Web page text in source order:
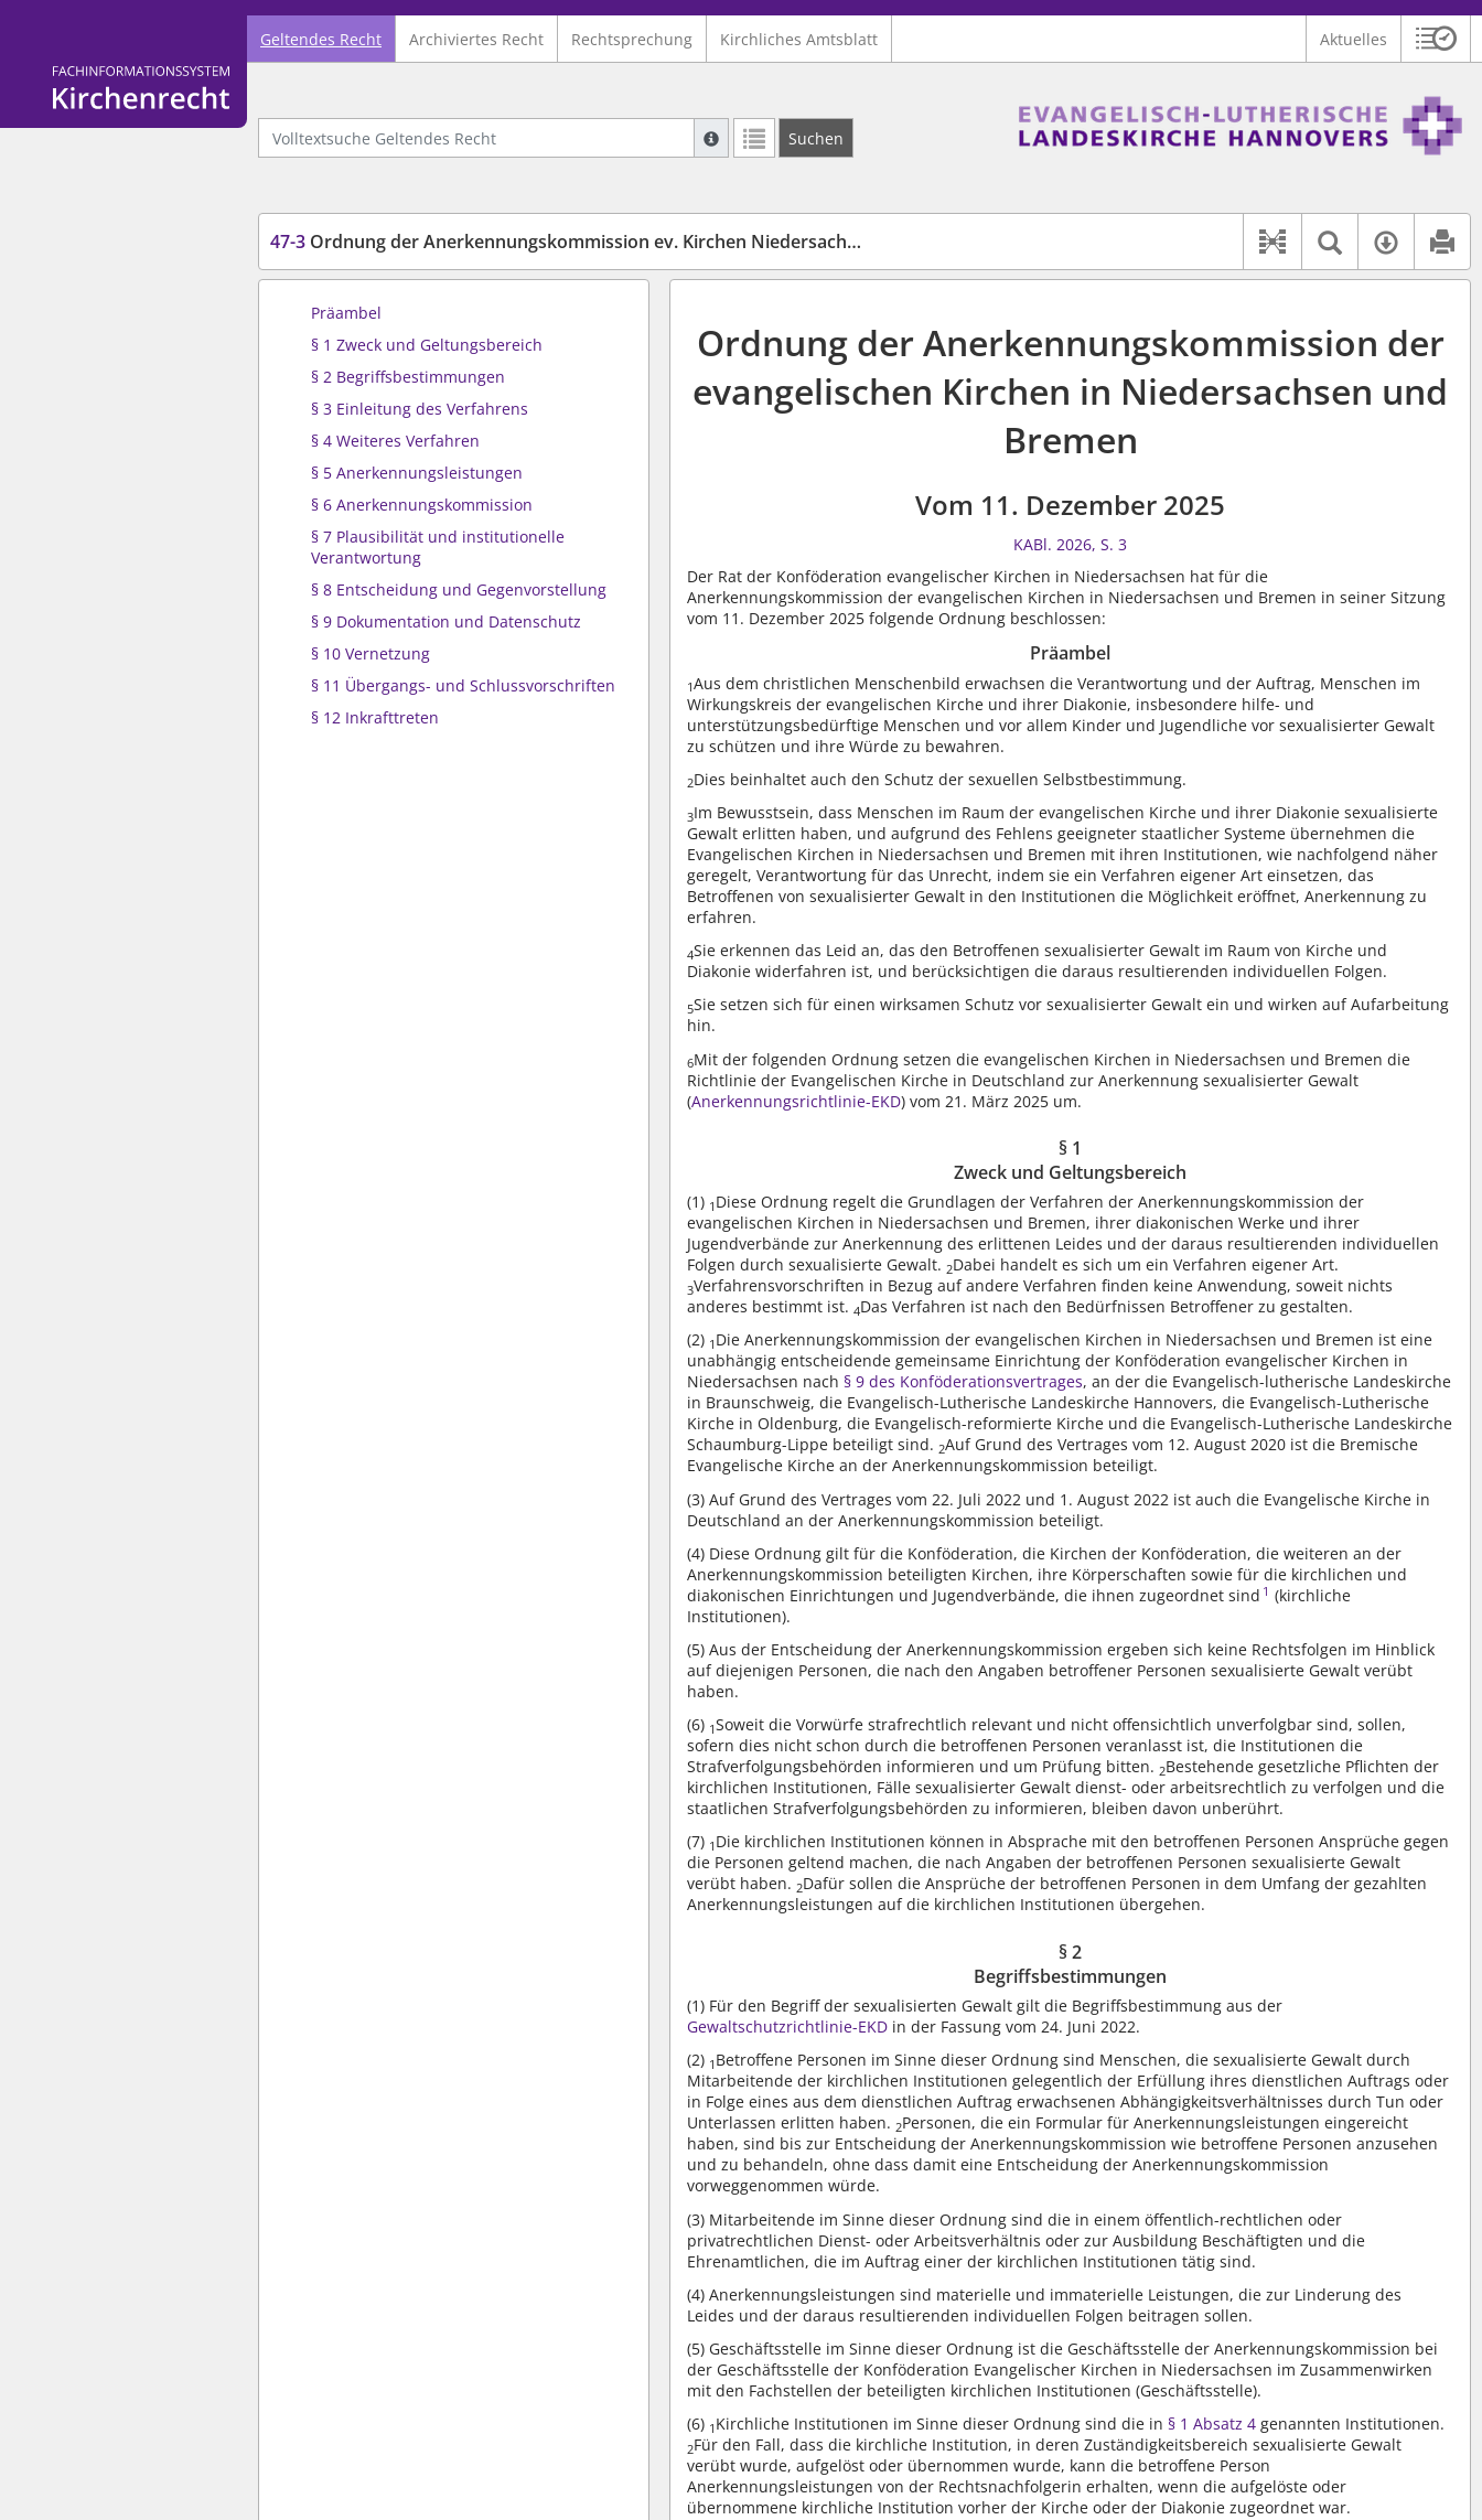
Logo Fachinformationssystem Kirchenrecht
Geltendes Recht Archiviertes Recht Rechtsprechung Kirchliches Amtsblatt Aktuelles
Volltextsuche Geltendes Recht
Suche mit Platzhalter "*", Bsp. Pfarrer*, findet auch: "Pfarrerinitiative" oder "Pfarrerausschuss".
Suchen
47-3 Ordnung der Anerkennungskommission ev. Kirchen Niedersachsen und Bremen
Dokument-
Textsuche
Präambel
§ 1 Zweck und Geltungsbereich
§ 2 Begriffsbestimmungen
§ 3 Einleitung des Verfahrens
§ 4 Weiteres Verfahren
§ 5 Anerkennungsleistungen
§ 6 Anerkennungskommission
§ 7 Plausibilität und institutionelle
Verantwortung
§ 8 Entscheidung und Gegenvorstellung
§ 9 Dokumentation und Datenschutz
§ 10 Vernetzung
§ 11 Übergangs- und Schlussvorschriften
§ 12 Inkrafttreten
Ordnung der Anerkennungskommission der
evangelischen Kirchen in Niedersachsen und
Bremen
Vom 11. Dezember 2025
KABl. 2026, S. 3
Der Rat der Konföderation evangelischer Kirchen in Niedersachsen hat für die
Anerkennungskommission der evangelischen Kirchen in Niedersachsen und Bremen in seiner Sitzung
vom 11. Dezember 2025 folgende Ordnung beschlossen:
Präambel
1Aus dem christlichen Menschenbild erwachsen die Verantwortung und der Auftrag, Menschen im
Wirkungskreis der evangelischen Kirche und ihrer Diakonie, insbesondere hilfe- und
unterstützungsbedürftige Menschen und vor allem Kinder und Jugendliche vor sexualisierter Gewalt
zu schützen und ihre Würde zu bewahren.
2Dies beinhaltet auch den Schutz der sexuellen Selbstbestimmung.
3Im Bewusstsein, dass Menschen im Raum der evangelischen Kirche und ihrer Diakonie sexualisierte
Gewalt erlitten haben, und aufgrund des Fehlens geeigneter staatlicher Systeme übernehmen die
Evangelischen Kirchen in Niedersachsen und Bremen mit ihren Institutionen, wie nachfolgend näher
geregelt, Verantwortung für das Unrecht, indem sie ein Verfahren eigener Art einsetzen, das
Betroffenen von sexualisierter Gewalt in den Institutionen die Möglichkeit eröffnet, Anerkennung zu
erfahren.
4Sie erkennen das Leid an, das den Betroffenen sexualisierter Gewalt im Raum von Kirche und
Diakonie widerfahren ist, und berücksichtigen die daraus resultierenden individuellen Folgen.
5Sie setzen sich für einen wirksamen Schutz vor sexualisierter Gewalt ein und wirken auf Aufarbeitung
hin.
6Mit der folgenden Ordnung setzen die evangelischen Kirchen in Niedersachsen und Bremen die
Richtlinie der Evangelischen Kirche in Deutschland zur Anerkennung sexualisierter Gewalt
(Anerkennungsrichtlinie-EKD) vom 21. März 2025 um.
§ 1
Zweck und Geltungsbereich
(1) 1 Diese Ordnung regelt die Grundlagen der Verfahren der Anerkennungskommission der
evangelischen Kirchen in Niedersachsen und Bremen, ihrer diakonischen Werke und ihrer
Jugendverbände zur Anerkennung des erlittenen Leides und der daraus resultierenden individuellen
Folgen durch sexualisierte Gewalt. 2Dabei handelt es sich um ein Verfahren eigener Art.
3Verfahrensvorschriften in Bezug auf andere Verfahren finden keine Anwendung, soweit nichts
anderes bestimmt ist.4Das Verfahren ist nach den Bedürfnissen Betroffener zu gestalten.
(2) 1 Die Anerkennungskommission der evangelischen Kirchen in Niedersachsen und Bremen ist eine
unabhängig entscheidende gemeinsame Einrichtung der Konföderation evangelischer Kirchen in
Niedersachsen nach § 9 des Konföderationsvertrages, an der die Evangelisch-lutherische Landeskirche
in Braunschweig, die Evangelisch-Lutherische Landeskirche Hannovers, die Evangelisch-Lutherische
Kirche in Oldenburg, die Evangelisch-reformierte Kirche und die Evangelisch-Lutherische Landeskirche
Schaumburg-Lippe beteiligt sind. 2Auf Grund des Vertrages vom 12. August 2020 ist die Bremische
Evangelische Kirche an der Anerkennungskommission beteiligt.
(3) Auf Grund des Vertrages vom 22. Juli 2022 und 1. August 2022 ist auch die Evangelische Kirche in
Deutschland an der Anerkennungskommission beteiligt.
(4) Diese Ordnung gilt für die Konföderation, die Kirchen der Konföderation, die weiteren an der
Anerkennungskommission beteiligten Kirchen, ihre Körperschaften sowie für die kirchlichen und
diakonischen Einrichtungen und Jugendverbände, die ihnen zugeordnet sind 1 (kirchliche
Institutionen).
(5) Aus der Entscheidung der Anerkennungskommission ergeben sich keine Rechtsfolgen im Hinblick
auf diejenigen Personen, die nach den Angaben betroffener Personen sexualisierte Gewalt verübt
haben.
(6) 1Soweit die Vorwürfe strafrechtlich relevant und nicht offensichtlich unverfolgbar sind, sollen,
sofern dies nicht schon durch die betroffenen Personen veranlasst ist, die Institutionen die
Strafverfolgungsbehörden informieren und um Prüfung bitten. 2Bestehende gesetzliche Pflichten der
kirchlichen Institutionen, Fälle sexualisierter Gewalt dienst- oder arbeitsrechtlich zu verfolgen und die
staatlichen Strafverfolgungsbehörden zu informieren, bleiben davon unberührt.
(7) 1 Die kirchlichen Institutionen können in Absprache mit den betroffenen Personen Ansprüche gegen
die Personen geltend machen, die nach Angaben der betroffenen Personen sexualisierte Gewalt
verübt haben. 2Dafür sollen die Ansprüche der betroffenen Personen in dem Umfang der gezahlten
Anerkennungsleistungen auf die kirchlichen Institutionen übergehen.
§ 2
Begriffsbestimmungen
(1) Für den Begriff der sexualisierten Gewalt gilt die Begriffsbestimmung aus der
Gewaltschutzrichtlinie-EKD in der Fassung vom 24. Juni 2022.
(2) 1 Betroffene Personen im Sinne dieser Ordnung sind Menschen, die sexualisierte Gewalt durch
Mitarbeitende der kirchlichen Institutionen gelegentlich der Erfüllung ihres dienstlichen Auftrags oder
in Folge eines aus dem dienstlichen Auftrag erwachsenen Abhängigkeitsverhältnisses durch Tun oder
Unterlassen erlitten haben. 2Personen, die ein Formular für Anerkennungsleistungen eingereicht
haben, sind bis zur Entscheidung der Anerkennungskommission wie betroffene Personen anzusehen
und zu behandeln, ohne dass damit eine Entscheidung der Anerkennungskommission
vorweggenommen würde.
(3) Mitarbeitende im Sinne dieser Ordnung sind die in einem öffentlich-rechtlichen oder
privatrechtlichen Dienst- oder Arbeitsverhältnis oder zur Ausbildung Beschäftigten und die
Ehrenamtlichen, die im Auftrag einer der kirchlichen Institutionen tätig sind.
(4) Anerkennungsleistungen sind materielle und immaterielle Leistungen, die zur Linderung des
Leides und der daraus resultierenden individuellen Folgen beitragen sollen.
(5) Geschäftsstelle im Sinne dieser Ordnung ist die Geschäftsstelle der Anerkennungskommission bei
der Geschäftsstelle der Konföderation Evangelischer Kirchen in Niedersachsen im Zusammenwirken
mit den Fachstellen der beteiligten kirchlichen Institutionen (Geschäftsstelle).
(6) 1 Kirchliche Institutionen im Sinne dieser Ordnung sind die in § 1 Absatz 4 genannten Institutionen.
2Für den Fall, dass die kirchliche Institution, in deren Zuständigkeitsbereich sexualisierte Gewalt
verübt wurde, aufgelöst oder übernommen wurde, kann die betroffene Person
Anerkennungsleistungen von der Rechtsnachfolgerin erhalten, wenn die aufgelöste oder
übernommene kirchliche Institution vorher der Kirche oder der Diakonie zugeordnet war.